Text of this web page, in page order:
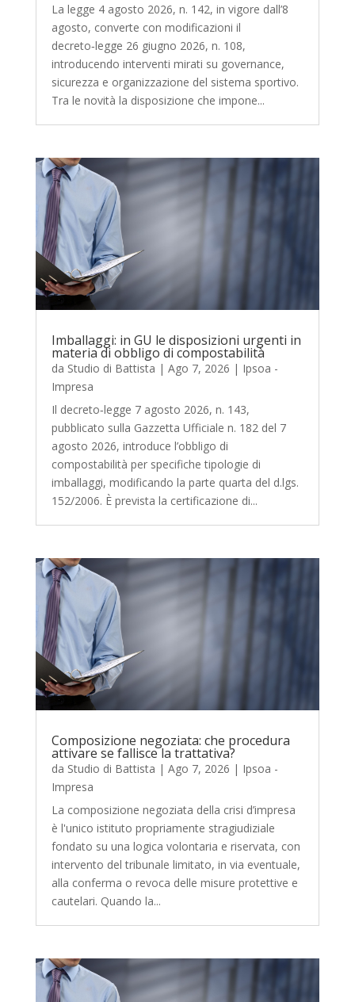
La legge 4 agosto 2026, n. 142, in vigore dall’8
agosto, converte con modificazioni il
decreto‑legge 26 giugno 2026, n. 108,
introducendo interventi mirati su governance,
sicurezza e organizzazione del sistema sportivo.
Tra le novità la disposizione che impone...
Imballaggi: in GU le disposizioni urgenti in
materia di obbligo di compostabilità
da Studio di Battista | Ago 7, 2026 | Ipsoa -
Impresa
Il decreto‑legge 7 agosto 2026, n. 143,
pubblicato sulla Gazzetta Ufficiale n. 182 del 7
agosto 2026, introduce l’obbligo di
compostabilità per specifiche tipologie di
imballaggi, modificando la parte quarta del d.lgs.
152/2006. È prevista la certificazione di...
Composizione negoziata: che procedura
attivare se fallisce la trattativa?
da Studio di Battista | Ago 7, 2026 | Ipsoa -
Impresa
La composizione negoziata della crisi d’impresa
è l'unico istituto propriamente stragiudiziale
fondato su una logica volontaria e riservata, con
intervento del tribunale limitato, in via eventuale,
alla conferma o revoca delle misure protettive e
cautelari. Quando la...